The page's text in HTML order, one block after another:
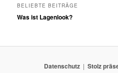
BELIEBTE BEITRÄGE
Was ist Lagenlook?
Datenschutz Stolz